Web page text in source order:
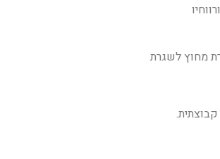
מחוץ לשגרת